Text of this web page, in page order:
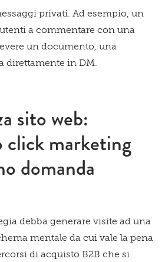
privati. Ad esempio, un
a commentare con una
un documento, una
direttamente in DM.
sito web:
click marketing
domanda
debba generare visite ad una
mentale da cui vale la pena
di acquisto B2B che si